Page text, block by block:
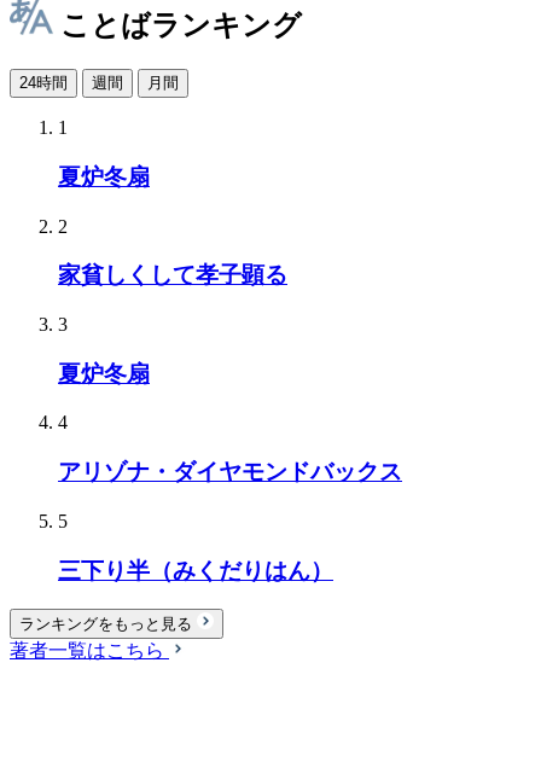
ことばランキング
24時間 週間 月間
1
夏炉冬扇
2
家貧しくして孝子顕る
3
夏炉冬扇
4
アリゾナ・ダイヤモンドバックス
5
三下り半（みくだりはん）
ランキングをもっと見る
著者一覧はこちら